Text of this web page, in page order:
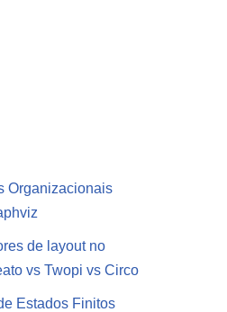
Organizacionais
de layout no
vs Twopi vs Circo
Estados Finitos